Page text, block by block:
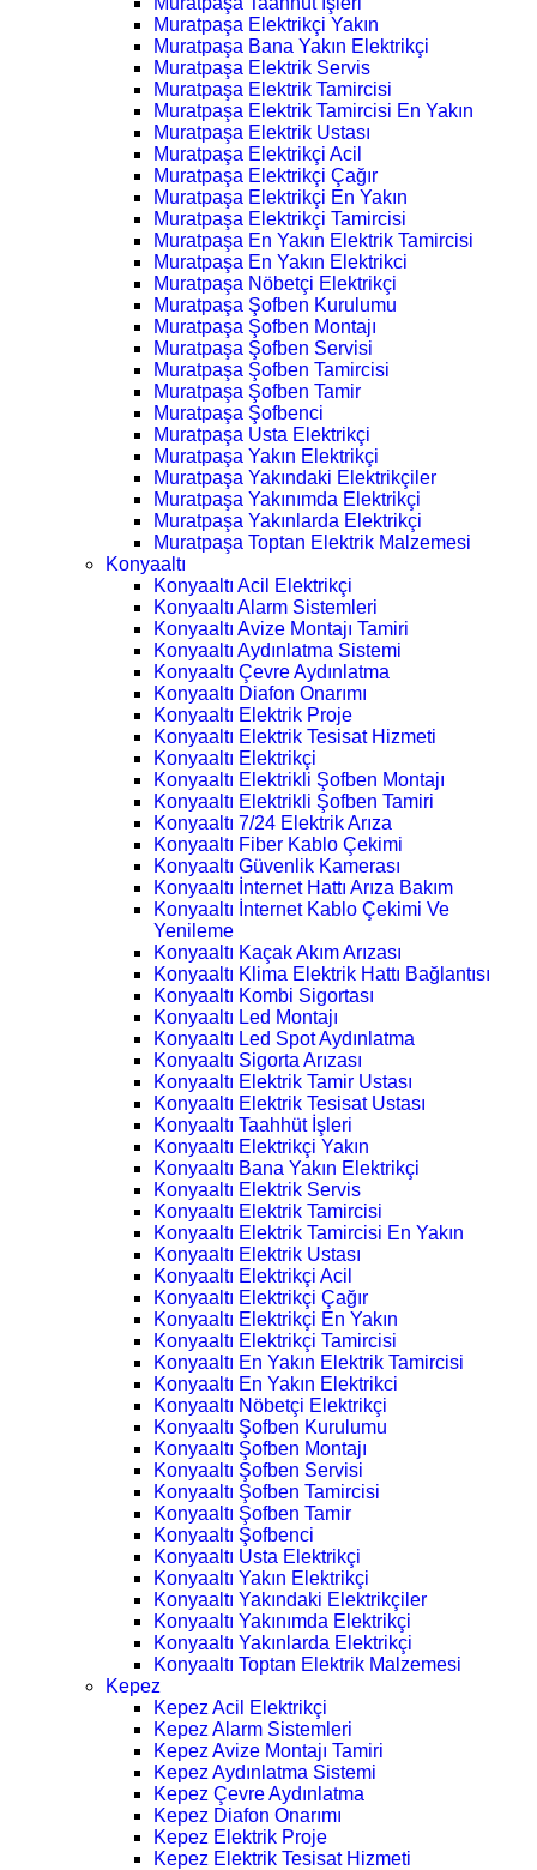
Muratpaşa Elektrikçi Yakın
Muratpaşa Bana Yakın Elektrikçi
Muratpaşa Elektrik Servis
Muratpaşa Elektrik Tamircisi
Muratpaşa Elektrik Tamircisi En Yakın
Muratpaşa Elektrik Ustası
Muratpaşa Elektrikçi Acil
Muratpaşa Elektrikçi Çağır
Muratpaşa Elektrikçi En Yakın
Muratpaşa Elektrikçi Tamircisi
Muratpaşa En Yakın Elektrik Tamircisi
Muratpaşa En Yakın Elektrikci
Muratpaşa Nöbetçi Elektrikçi
Muratpaşa Şofben Kurulumu
Muratpaşa Şofben Montajı
Muratpaşa Şofben Servisi
Muratpaşa Şofben Tamircisi
Muratpaşa Şofben Tamir
Muratpaşa Şofbenci
Muratpaşa Usta Elektrikçi
Muratpaşa Yakın Elektrikçi
Muratpaşa Yakındaki Elektrikçiler
Muratpaşa Yakınımda Elektrikçi
Muratpaşa Yakınlarda Elektrikçi
Muratpaşa Toptan Elektrik Malzemesi
Konyaaltı
Konyaaltı Acil Elektrikçi
Konyaaltı Alarm Sistemleri
Konyaaltı Avize Montajı Tamiri
Konyaaltı Aydınlatma Sistemi
Konyaaltı Çevre Aydınlatma
Konyaaltı Diafon Onarımı
Konyaaltı Elektrik Proje
Konyaaltı Elektrik Tesisat Hizmeti
Konyaaltı Elektrikçi
Konyaaltı Elektrikli Şofben Montajı
Konyaaltı Elektrikli Şofben Tamiri
Konyaaltı 7/24 Elektrik Arıza
Konyaaltı Fiber Kablo Çekimi
Konyaaltı Güvenlik Kamerası
Konyaaltı İnternet Hattı Arıza Bakım
Konyaaltı İnternet Kablo Çekimi Ve
Yenileme
Konyaaltı Kaçak Akım Arızası
Konyaaltı Klima Elektrik Hattı Bağlantısı
Konyaaltı Kombi Sigortası
Konyaaltı Led Montajı
Konyaaltı Led Spot Aydınlatma
Konyaaltı Sigorta Arızası
Konyaaltı Elektrik Tamir Ustası
Konyaaltı Elektrik Tesisat Ustası
Konyaaltı Taahhüt İşleri
Konyaaltı Elektrikçi Yakın
Konyaaltı Bana Yakın Elektrikçi
Konyaaltı Elektrik Servis
Konyaaltı Elektrik Tamircisi
Konyaaltı Elektrik Tamircisi En Yakın
Konyaaltı Elektrik Ustası
Konyaaltı Elektrikçi Acil
Konyaaltı Elektrikçi Çağır
Konyaaltı Elektrikçi En Yakın
Konyaaltı Elektrikçi Tamircisi
Konyaaltı En Yakın Elektrik Tamircisi
Konyaaltı En Yakın Elektrikci
Konyaaltı Nöbetçi Elektrikçi
Konyaaltı Şofben Kurulumu
Konyaaltı Şofben Montajı
Konyaaltı Şofben Servisi
Konyaaltı Şofben Tamircisi
Konyaaltı Şofben Tamir
Konyaaltı Şofbenci
Konyaaltı Usta Elektrikçi
Konyaaltı Yakın Elektrikçi
Konyaaltı Yakındaki Elektrikçiler
Konyaaltı Yakınımda Elektrikçi
Konyaaltı Yakınlarda Elektrikçi
Konyaaltı Toptan Elektrik Malzemesi
Kepez
Kepez Acil Elektrikçi
Kepez Alarm Sistemleri
Kepez Avize Montajı Tamiri
Kepez Aydınlatma Sistemi
Kepez Çevre Aydınlatma
Kepez Diafon Onarımı
Kepez Elektrik Proje
Kepez Elektrik Tesisat Hizmeti